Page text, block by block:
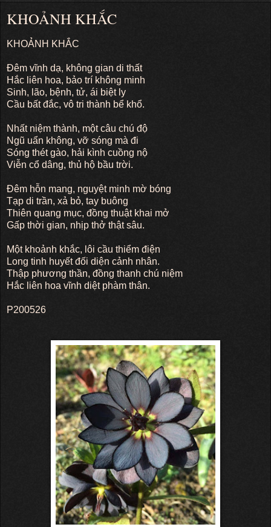
KHOẢNH KHẮC
KHOẢNH KHẮC
Đêm vĩnh dạ, không gian di thất
Hắc liên hoa, bảo trí không minh
Sinh, lão, bệnh, tử, ái biệt ly
Cầu bất đắc, vô tri thành bể khổ.
Nhất niệm thành, một câu chú độ
Ngũ uẩn không, vỡ sóng mà đi
Sóng thét gào, hải kình cuồng nộ
Viễn cổ dâng, thủ hộ bầu trời.
Đêm hỗn mang, nguyệt minh mờ bóng
Tạp di trần, xả bỏ, tay buông
Thiên quang mục, đồng thuật khai mở
Gấp thời gian, nhịp thở thật sâu.
Một khoảnh khắc, lôi cầu thiểm điện
Long tinh huyết đối diện cảnh nhân.
Thập phương thần, đồng thanh chú niệm
Hắc liên hoa vĩnh diệt phàm thân.
P200526